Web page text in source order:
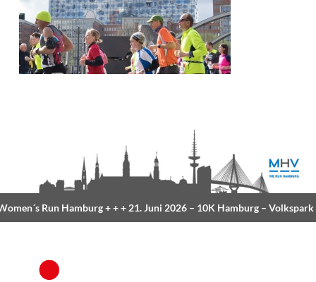
Run Hamburg+ + +21. Juni 2026 –10K Hamburg– Volkspark